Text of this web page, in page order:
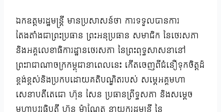
ឯកឧត្តមរដ្ឋមន្ត្រី មានប្រសាសន៍ថា ការទទួលបានការ
តែងតាំងជាព្រះប្រធាន ព្រះអនុប្រធាន សមាជិក នៃថេរសភា
និងអគ្គលេខាធិការដ្ឋានថេរសភា នៃព្រះពុទ្ធសាសនានៅ
ព្រះរាជាណាចក្រកម្ពុជានាពេលនេះ កើតចេញពីជំនឿទុកចិត្តដ៏
ខ្ពង់ខ្ពស់និងប្រកបដោយគតិបណ្ឌិតរបស់ សម្តេអគ្គមហា
សេនាបតីតេជោ ហ៊ុន សែន ប្រធានព្រឹទ្ធសភា និងសម្ដេច
មហាបវរធិបតី ហ៊ុន ម៉ាណែត នាយករដ្ឋមន្រ្តី នៃ